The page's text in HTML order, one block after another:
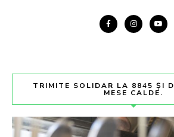
TRIMITE SOLIDAR LA 8845 ȘI
MESE CALDE.